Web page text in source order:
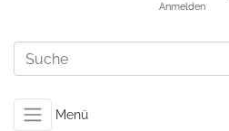
Anmelden
Menü